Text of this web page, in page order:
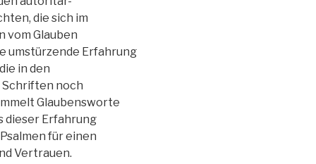
die sich im
vom Glauben
umstürzende Erfahrung
in den
noch
Glaubensworte
dieser Erfahrung
für einen
Vertrauen.